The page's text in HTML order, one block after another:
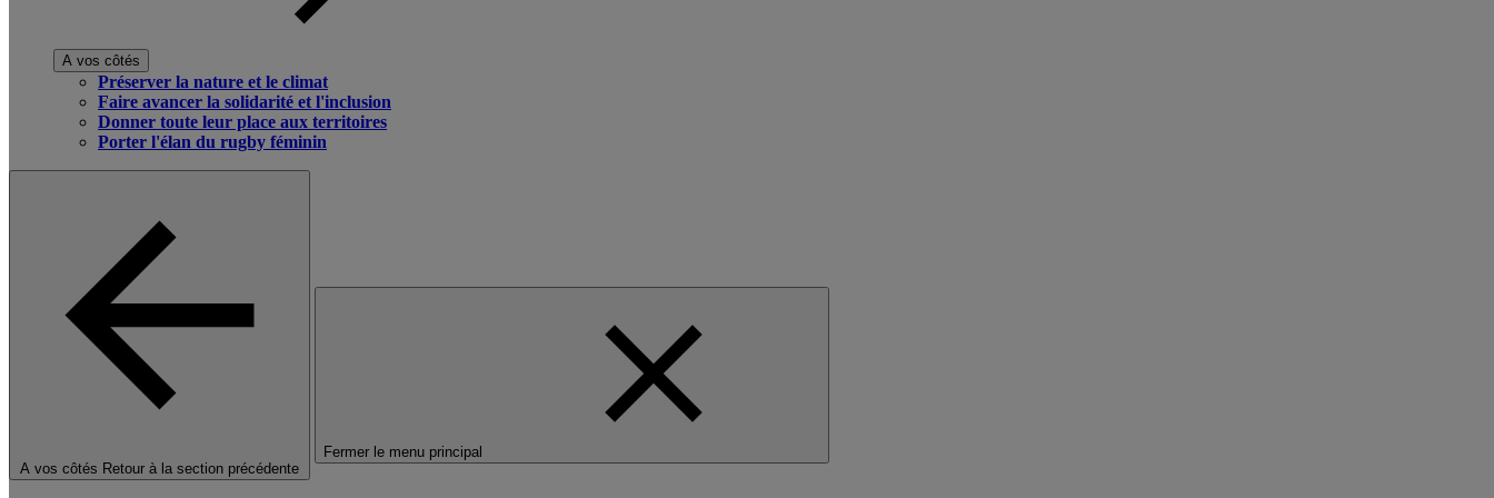
A vos côtés
Préserver la nature et le climat
Faire avancer la solidarité et l'inclusion
Donner toute leur place aux territoires
Porter l'élan du rugby féminin
A vos côtés Retour à la section précédente
Fermer le menu principal